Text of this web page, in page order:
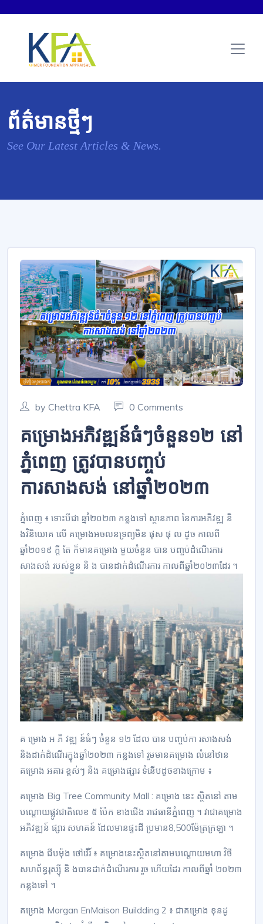
ព័ត៌មានថ្មីៗ
See Our Latest Articles & News.
by Chettra KFA 0 Comments
គម្រោងអភិវឌ្ឍន៍ធំៗចំនួន១២ នៅ
ភ្នំពេញ ត្រូវបានបញ្ចប់
ការសាងសង់ នៅឆ្នាំ២០២៣
ភ្នំពេញ ៖ ទោះបីជា ឆ្នាំ២០២៣ កន្លងទៅ ស្ថានភាព នៃការអភិវឌ្ឍ និ
ងវិនិយោគ លើ គម្រោងអចលនទ្រព្យមិន ផុស ផុ ល ដូច កាលពី
ឆ្នាំ២០១៩ ក្ដី តែ ក៏មានគម្រោង មួយចំនួន បាន បញ្ចប់ដំណើរការ
សាងសង់ របស់ខ្លួន និ ង បានដាក់ដំណើរការ កាលពីឆ្នាំ២០២៣ដែរ ។
គ ម្រោង អ ភិ វឌ្ឍ ន៍ធំៗ ចំនួន ១២ ដែល បាន បញ្ចប់កា រសាងសង់
និងដាក់ដំណើរក្នុងឆ្នាំ២០២៣ កន្លងទៅ រួមមានគម្រោង លំនៅឋាន
គម្រោង អគារ ខ្ពស់ៗ និង គម្រោងផ្សារ ទំនើបដូចខាងក្រោម ៖
គម្រោង Big Tree Community Mall : គម្រោង នេះ ស្ថិតនៅ តាម
បណ្ដោយផ្លូវជាតិលេខ ៥ ប៉ែក ខាងជើង រាជធានីភ្នំពេញ ។ វាជាគម្រោង
អភិវឌ្ឍន៍ ផ្សារ សហគន៍ ដែលមានផ្ទះដី ប្រមាន8,500ម៉ែត្រក្រឡា ។
គម្រោង ជីបម៉ុង ថៅវើរ៍ ៖ គម្រោងនេះស្ថិតនៅតាមបណ្ដោយមហា វិថី
សហព័ន្ធរុស្ស៊ី និ ងបានដាក់ដំណើរការ រួច ហើយដែរ កាលពីឆ្នាំ ២០២៣
កន្លងទៅ ។
គម្រោង Morgan EnMaison Buildding 2 ៖ ជាគម្រោង ខុនដូ